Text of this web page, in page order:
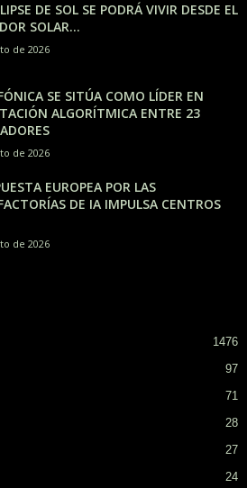
DE SOL SE PODRÁ VIVIR DESDE EL
SOLAR...
de 2026
SE SITÚA COMO LÍDER EN
ALGORÍTMICA ENTRE 23
de 2026
EUROPEA POR LAS
DE IA IMPULSA CENTROS
de 2026
1476
97
71
28
27
24